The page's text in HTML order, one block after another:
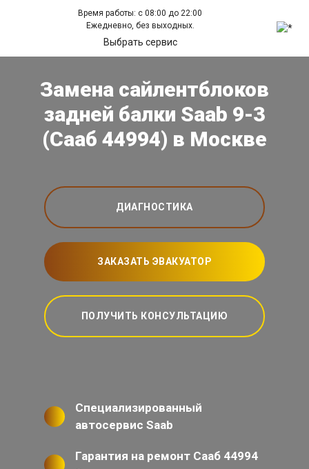
Время работы: с 08:00 до 22:00
Ежедневно, без выходных.
Выбрать сервис
Замена сайлентблоков
задней балки Saab 9-3
(Сааб 44994) в Москве
ДИАГНОСТИКА
ЗАКАЗАТЬ ЭВАКУАТОР
ПОЛУЧИТЬ КОНСУЛЬТАЦИЮ
Специализированный
автосервис Saab
Гарантия на ремонт Сааб 44994